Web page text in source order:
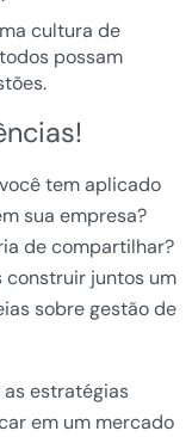
cultura de
possam
tem aplicado
sua empresa?
de compartilhar?
construir juntos um
sobre gestão de
estratégias
em um mercado